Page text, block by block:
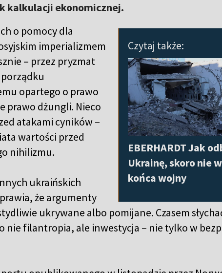
kalkulacji ekonomicznej.
Czytaj także:
EBERHARDT Jak
Ukrainę, skoro nie
końca wojny
o pomocy dla
imperializmem
– przez pryzmat
opartego o prawo
prawo dżungli. Nieco
atakami cyników –
wartości przed
nihilizmu.
ukraińskich
że argumenty
ukrywane albo pomijane. Czasem
nie filantropia, ale inwestycja – nie tylko w